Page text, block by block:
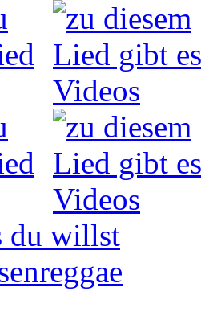
du willst